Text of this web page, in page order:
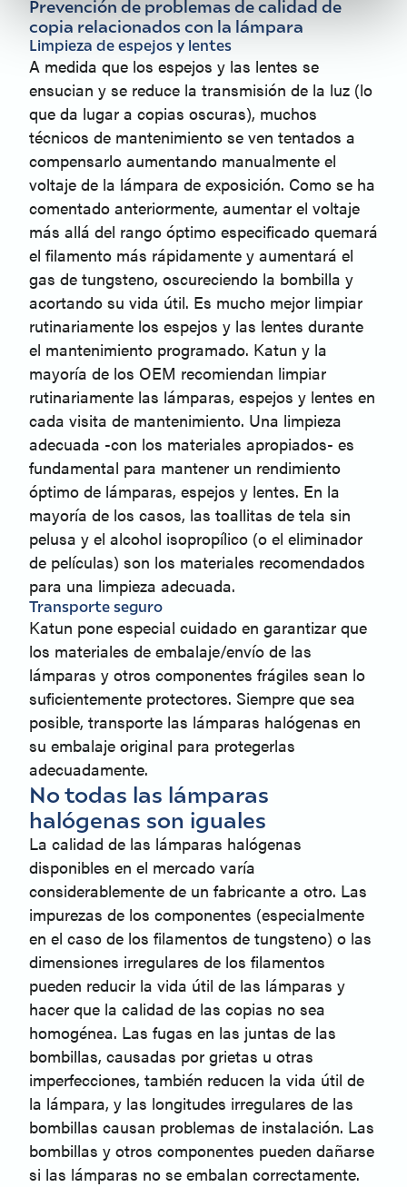
Prevención de problemas de calidad de
copia relacionados con la lámpara
Limpieza de espejos y lentes
A medida que los espejos y las lentes se
ensucian y se reduce la transmisión de la luz (lo
que da lugar a copias oscuras), muchos
técnicos de mantenimiento se ven tentados a
compensarlo aumentando manualmente el
voltaje de la lámpara de exposición. Como se ha
comentado anteriormente, aumentar el voltaje
más allá del rango óptimo especificado quemará
el filamento más rápidamente y aumentará el
gas de tungsteno, oscureciendo la bombilla y
acortando su vida útil. Es mucho mejor limpiar
rutinariamente los espejos y las lentes durante
el mantenimiento programado. Katun y la
mayoría de los OEM recomiendan limpiar
rutinariamente las lámparas, espejos y lentes en
cada visita de mantenimiento. Una limpieza
adecuada -con los materiales apropiados- es
fundamental para mantener un rendimiento
óptimo de lámparas, espejos y lentes. En la
mayoría de los casos, las toallitas de tela sin
pelusa y el alcohol isopropílico (o el eliminador
de películas) son los materiales recomendados
para una limpieza adecuada.
Transporte seguro
Katun pone especial cuidado en garantizar que
los materiales de embalaje/envío de las
lámparas y otros componentes frágiles sean lo
suficientemente protectores. Siempre que sea
posible, transporte las lámparas halógenas en
su embalaje original para protegerlas
adecuadamente.
No todas las lámparas
halógenas son iguales
La calidad de las lámparas halógenas
disponibles en el mercado varía
considerablemente de un fabricante a otro. Las
impurezas de los componentes (especialmente
en el caso de los filamentos de tungsteno) o las
dimensiones irregulares de los filamentos
pueden reducir la vida útil de las lámparas y
hacer que la calidad de las copias no sea
homogénea. Las fugas en las juntas de las
bombillas, causadas por grietas u otras
imperfecciones, también reducen la vida útil de
la lámpara, y las longitudes irregulares de las
bombillas causan problemas de instalación. Las
bombillas y otros componentes pueden dañarse
si las lámparas no se embalan correctamente.